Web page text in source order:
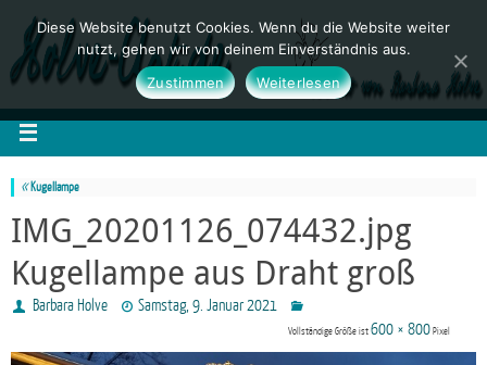
«Kugellampe
IMG_20201126_074432.jpg
Kugellampe aus Draht groß
Barbara Holve Samstag, 9. Januar 2021
Vollständige Größe ist600 × 800 Pixel
Diese Website benutzt Cookies. Wenn du die Website weiter
nutzt, gehen wir von deinem Einverständnis aus.
Zustimmen
Weiterlesen